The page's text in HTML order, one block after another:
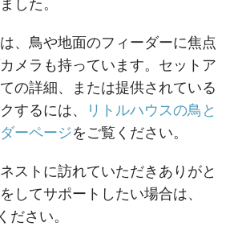
した。
、鳥や地面のフィーダーに焦点
メラも持っています。セットア
の詳細、または提供されている
するには、
リトルハウスの鳥と
ーページをご覧ください。
ストに訪れていただきありがと
してサポートしたい場合は、
ださい。